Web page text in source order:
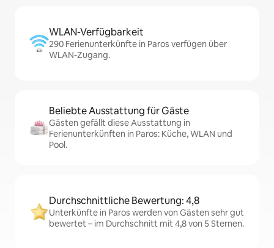
WLAN-Verfügbarkeit
290 Ferienunterkünfte in Paros verfügen über
WLAN-Zugang.
Beliebte Ausstattung für Gäste
Gästen gefällt diese Ausstattung in
Ferienunterkünften in Paros: Küche, WLAN und
Pool.
Durchschnittliche Bewertung: 4,8
Unterkünfte in Paros werden von Gästen sehr gut
bewertet – im Durchschnitt mit 4,8 von 5 Sternen.